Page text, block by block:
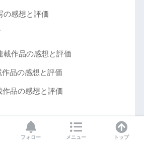
の感想と評価
載作品の感想と評価
品の感想と評価
品の感想と評価
作品ネタバレ
フォロー メニュー トップ